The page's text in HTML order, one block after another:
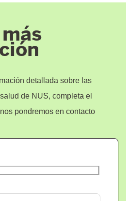
detallada sobre las
de NUS, completa el
pondremos en contacto